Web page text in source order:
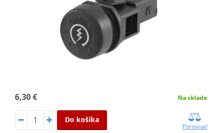
6,30 € Na sklade
Do košíka
Porovnať